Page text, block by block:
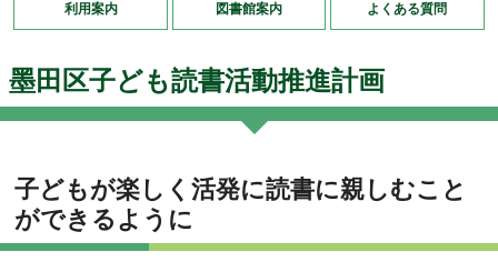
利用案内 図書館案内 よくある質問
墨田区子ども読書活動推進計画
子どもが楽しく活発に読書に親しむこと
ができるように